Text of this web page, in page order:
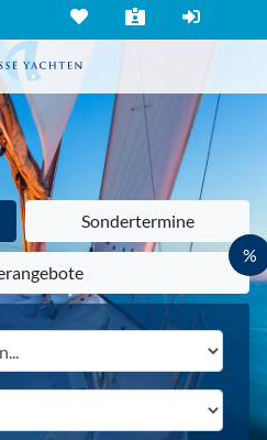
Sondertermine
%